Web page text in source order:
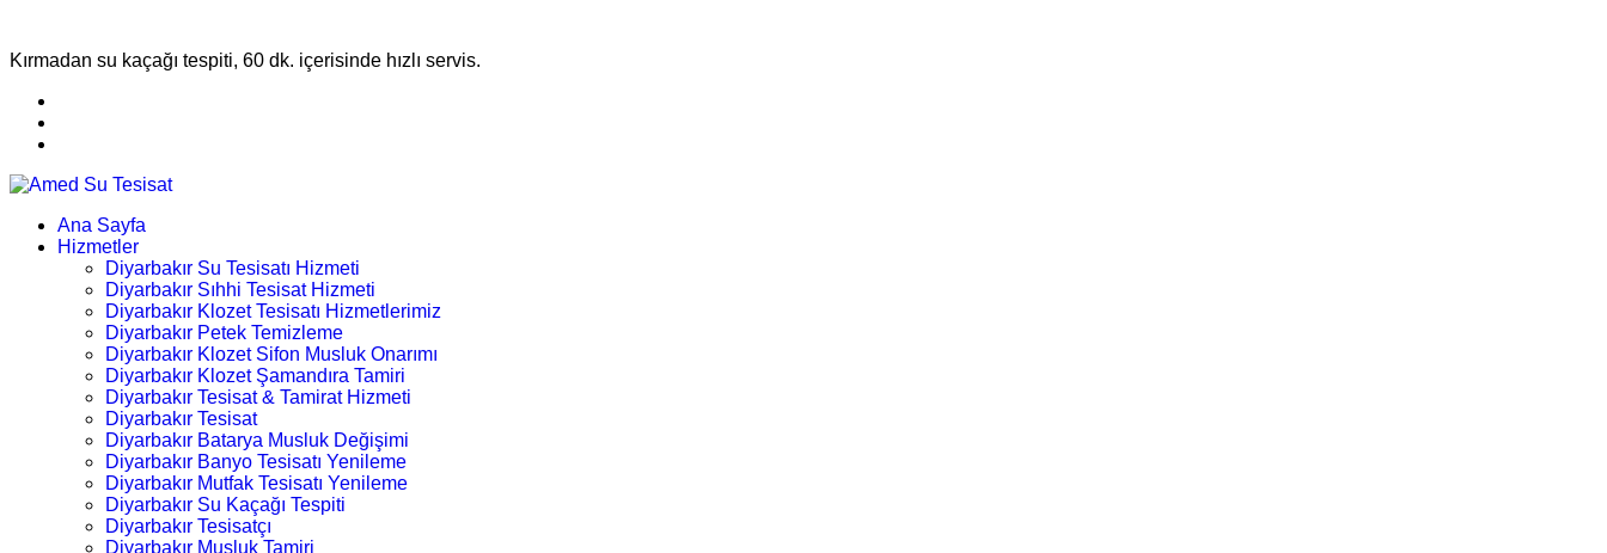
Kırmadan su kaçağı tespiti, 60 dk. içerisinde hızlı servis.
Ana Sayfa
Hizmetler
Diyarbakır Su Tesisatı Hizmeti
Diyarbakır Sıhhi Tesisat Hizmeti
Diyarbakır Klozet Tesisatı Hizmetlerimiz
Diyarbakır Petek Temizleme
Diyarbakır Klozet Sifon Musluk Onarımı
Diyarbakır Klozet Şamandıra Tamiri
Diyarbakır Tesisat & Tamirat Hizmeti
Diyarbakır Tesisat
Diyarbakır Batarya Musluk Değişimi
Diyarbakır Banyo Tesisatı Yenileme
Diyarbakır Mutfak Tesisatı Yenileme
Diyarbakır Su Kaçağı Tespiti
Diyarbakır Tesisatçı
Diyarbakır Musluk Tamiri